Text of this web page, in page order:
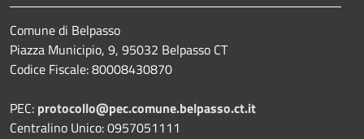
Comune di Belpasso
Piazza Municipio, 9, 95032 Belpasso CT
Codice Fiscale: 80008430870
PEC: protocollo@pec.comune.belpasso.ct.it
Centralino Unico: 0957051111